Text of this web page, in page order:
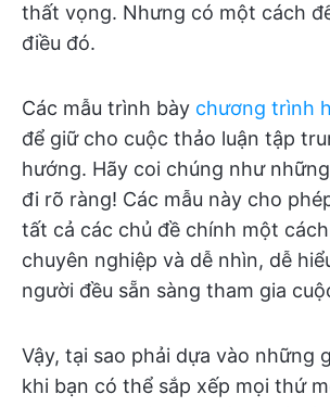
thất vọng. Nhưng có một cách
điều đó.
Các mẫu trình bày chương trình
để giữ cho cuộc thảo luận tập
hướng. Hãy coi chúng như
đi rõ ràng! Các mẫu này cho
tất cả các chủ đề chính một
chuyên nghiệp và dễ nhìn, dễ
người đều sẵn sàng tham gia
Vậy, tại sao phải dựa vào những
khi bạn có thể sắp xếp mọi thứ